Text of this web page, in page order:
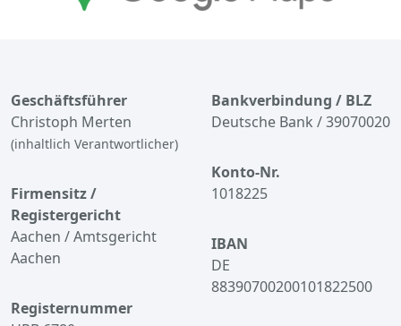
Geschäftsführer
Christoph Merten
(inhaltlich Verantwortlicher)
Firmensitz /
Registergericht
Aachen / Amtsgericht
Aachen
Registernummer
Bankverbindung / BLZ
Deutsche Bank / 39070020
Konto-Nr.
1018225
IBAN
DE
88390700200101822500